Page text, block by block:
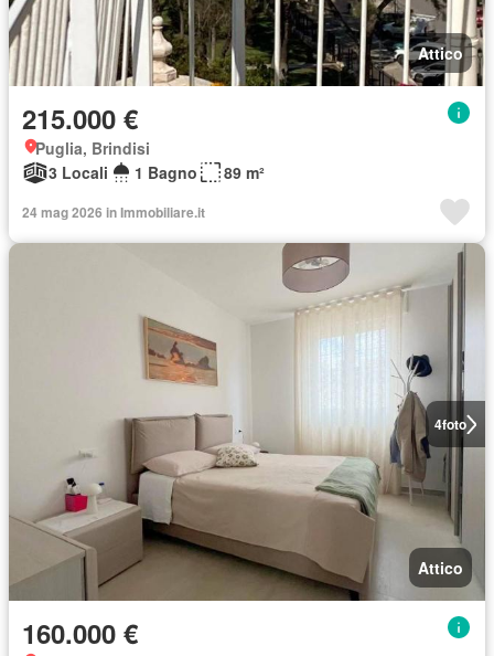
Attico
215.000 €
Puglia, Brindisi
3 Locali
1 Bagno 89 m²
24 mag 2026 in Immobiliare.it
4foto
Attico
160.000 €